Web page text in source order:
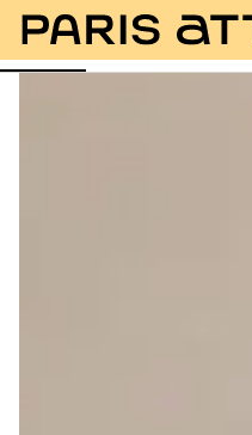
Foto Descrizione